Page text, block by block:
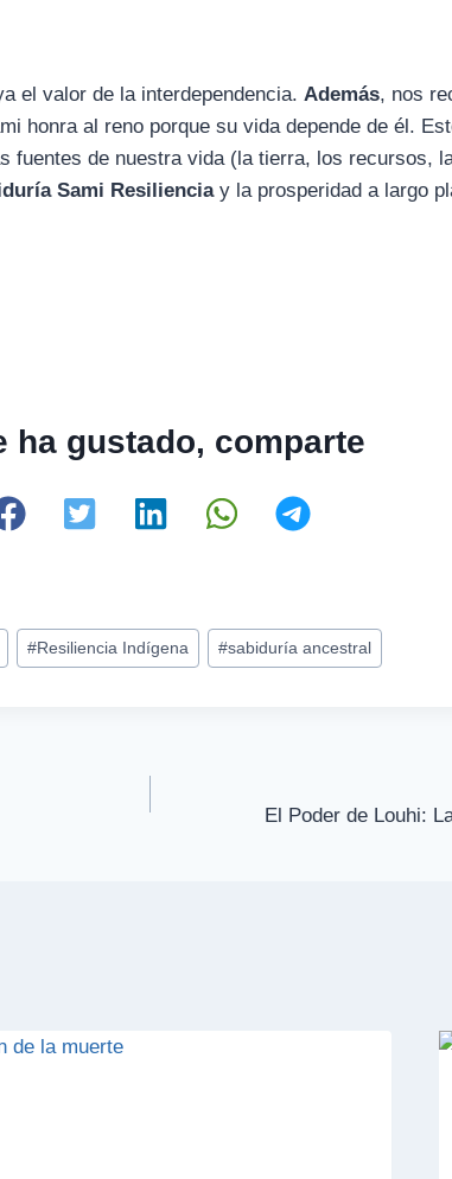
el valor de la interdependencia. Además, nos
honra al reno porque su vida depende de él.
fuentes de nuestra vida (la tierra, los recursos,
Sami Resilienciay la prosperidad a largo
ha gustado, comparte
#Resiliencia Indígena #sabiduría ancestral
El Poder de Louhi: